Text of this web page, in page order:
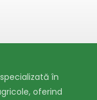
în
oferind